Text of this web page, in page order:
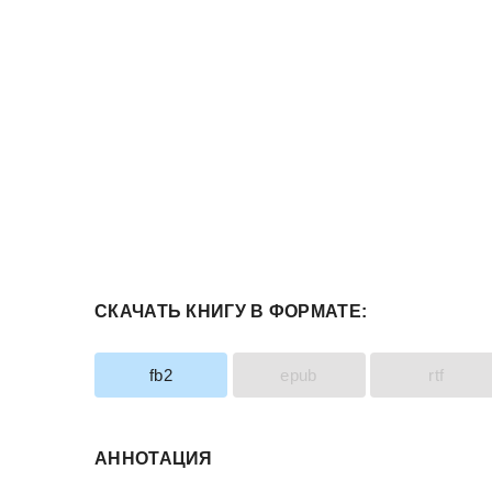
СКАЧАТЬ КНИГУ В ФОРМАТЕ:
fb2 epub rtf
АННОТАЦИЯ